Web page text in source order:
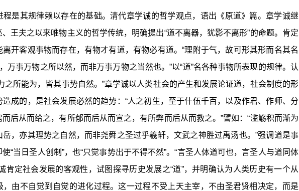
其规律赖以存在的基础。清代章学诚的哲学观点，语出《原道》篇。章学诚继
王夫之以来唯物主义的哲学传统，明确提出“道不离器，犹影不离形”的命题。肯定
开客观事物而存在，有物才有道，有物必有道。“理附于气，故可形其形而名其名
万事万物之所以然，而非万事万物之当然也。”以“道”名各种事物所表现的规律。认
之所能为，皆其事势自然。”章学诚以人类社会的产生和发展论证道，社会制度的形
成的，是社会发展必然的趋势：“人之初生，至于什伍千百，以及作君、作师、分
后从而给之，有所郁而后从而宣之，有所弊而后从而救之。”譬如：“滥觞积而渐为
，亦其理势之自然，而非尧舜之圣过乎羲轩，文武之神胜过禹汤也。”强调道是事
“当日圣人创制”，也“只觉事势出于不得不然”。“言圣人体道可也，言圣人与道同体
肯定社会发展的客观性，试图探寻历史发展之“道”，并明确认为人类历史有一个从
，由不自觉到自觉的进化过程。这一过程不受上天主宰，不由圣君贤相决定，而是